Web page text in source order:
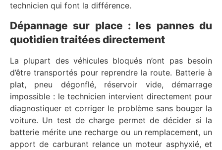
technicien qui font la différence.
Dépannage sur place : les pannes du
quotidien traitées directement
La plupart des véhicules bloqués n’ont pas besoin
d’être transportés pour reprendre la route. Batterie à
plat, pneu dégonflé, réservoir vide, démarrage
impossible : le technicien intervient directement pour
diagnostiquer et corriger le problème sans bouger la
voiture. Un test de charge permet de décider si la
batterie mérite une recharge ou un remplacement, un
apport de carburant relance un moteur asphyxié, et